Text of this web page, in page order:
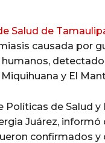
Salud de
causada por
y El
Políticas de Salud y
Juárez,
confirmados y